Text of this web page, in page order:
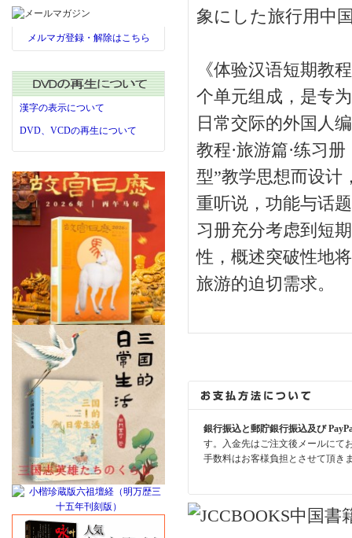
メルマガ登録・解除はこちら
漢字の表示について
DVD、VCDの再生について
象にした旅行用中
《体验汉语短期教
个单元组成，是专
日常交际的外国
教程·旅游篇·练习
型”教学思想而设计
重听说，功能与话
习册充分考虑到短
性，概述突破性地
旅游的迫切需求。
銀行振込と郵貯銀行振込及び
す。入金先はご注文後メールにて
手数料はお客様負担とさせて頂き